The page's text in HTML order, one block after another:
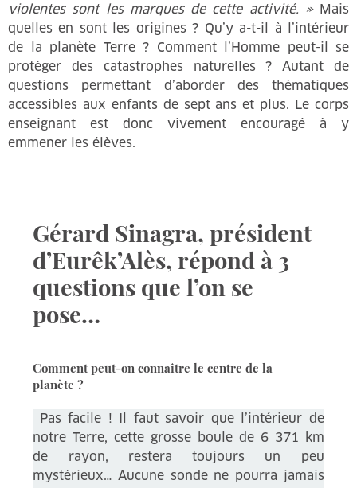
violentes sont les marques de cette activité. »Mais
quelles en sont les origines ? Qu’y a-t-il à l’intérieur
de la planète Terre ? Comment l’Homme peut-il se
protéger des catastrophes naturelles ? Autant de
questions permettant d’aborder des thématiques
accessibles aux enfants de sept ans et plus. Le corps
enseignant est donc vivement encouragé à y
emmener les élèves.
Gérard Sinagra, président
d’Eurêk’Alès, répond à 3
questions que l’on se
pose…
Comment peut-on connaître le centre de la
planète ?
Pas facile ! Il faut savoir que l’intérieur de
notre Terre, cette grosse boule de 6 371 km
de rayon, restera toujours un peu
mystérieux… Aucune sonde ne pourra jamais